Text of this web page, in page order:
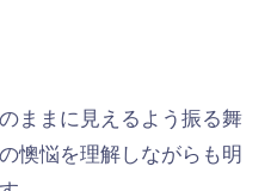
ままに見えるよう振る舞
懊悩を理解しながらも明